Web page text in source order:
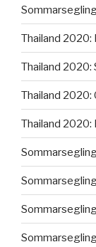
Thailand 2020:
Thailand
Thailand
Thailand